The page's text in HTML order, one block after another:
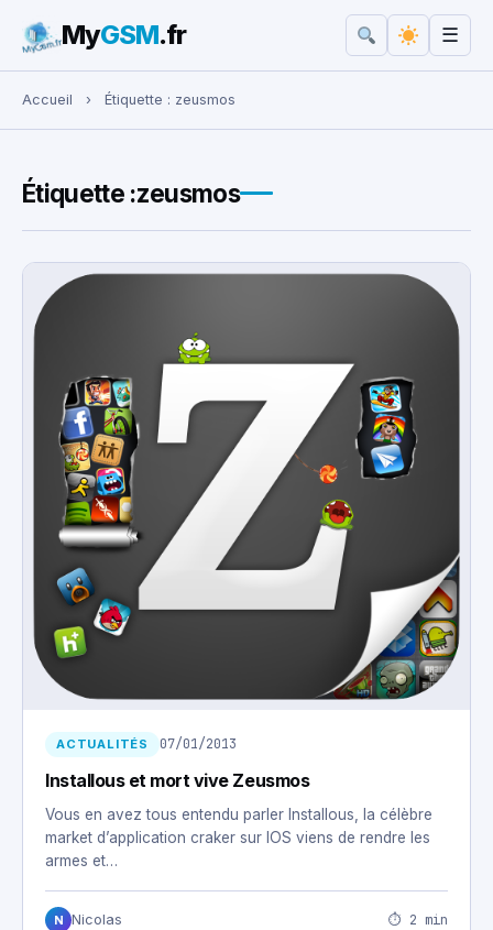
Rechercher :
MyGSM.fr ☰
Accueil › Étiquette : zeusmos
Étiquette :zeusmos
ACTUALITÉS 07/01/2013
Installous et mort vive Zeusmos
Vous en avez tous entendu parler Installous, la célèbre
market d’application craker sur IOS viens de rendre les
armes et…
N Nicolas ⏱ 2 min